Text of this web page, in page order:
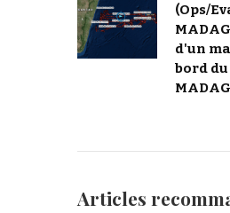
(Ops/
d'un
bord du
Articles